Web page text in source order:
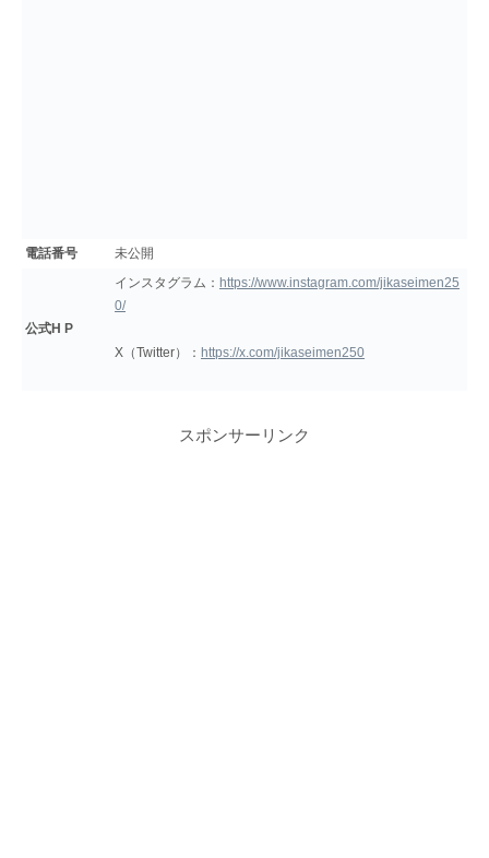
電話番号 未公開
公式H P
インスタグラム： https://www.instagram.com/jikaseimen25
0/
X（Twitter）： https://x.com/jikaseimen250
スポンサーリンク